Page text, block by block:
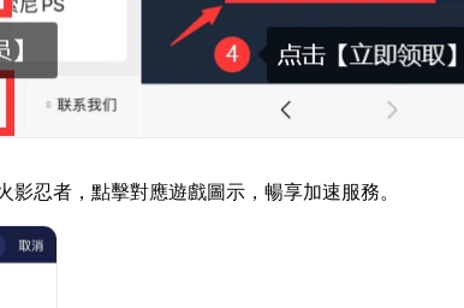
忍者，點擊對應遊戲圖示，暢享加速服務。